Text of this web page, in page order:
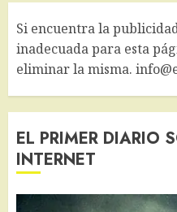
Si encuentra la
inadecuada para esta
eliminar la misma.
EL PRIMER DIARIO
INTERNET